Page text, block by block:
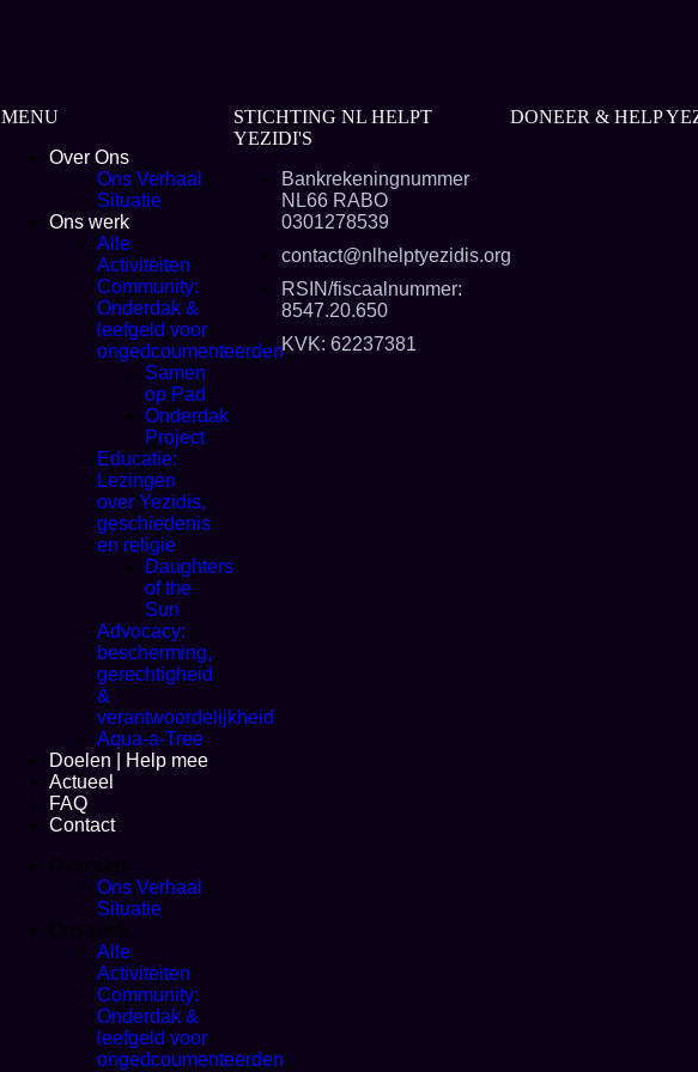
MENU
Over Ons
Ons Verhaal
Situatie
Ons werk
Alle
Activiteiten
Community:
Onderdak &
leefgeld voor
ongedcoumenteerden
Samen
op Pad
Onderdak
Project
Educatie:
Lezingen
over Yezidis,
geschiedenis
en religie
Daughters
of the
Sun
Advocacy:
bescherming,
gerechtigheid
&
verantwoordelijkheid
Aqua-a-Tree
Doelen | Help mee
Actueel
FAQ
Contact
Ons Verhaal
Situatie
Alle
Activiteiten
Community:
Onderdak &
leefgeld voor
ongedcoumenteerden
STICHTING NL HELPT
YEZIDI'S
Bankrekeningnummer
NL66 RABO
0301278539
contact@nlhelptyezidis.org
RSIN/fiscaalnummer:
8547.20.650
KVK: 62237381
DONEER & HELP